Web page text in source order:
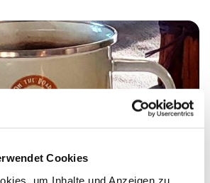
Cookies
um Inhalte und Anzeigen zu